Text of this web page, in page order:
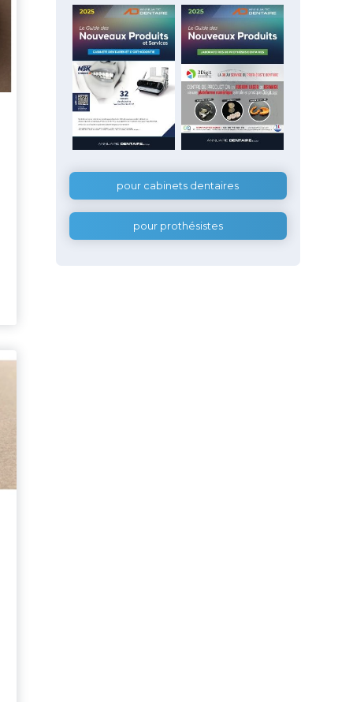
pour cabinets dentaires
pour prothésistes